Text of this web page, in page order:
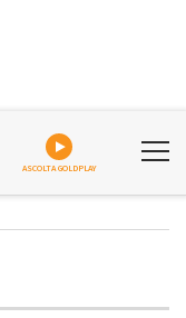
ASCOLTA GOLDPLAY